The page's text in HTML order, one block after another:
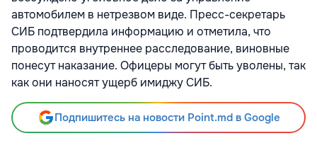
автомобилем в нетрезвом виде. Пресс-секретарь
СИБ подтвердила информацию и отметила, что
проводится внутреннее расследование, виновные
понесут наказание. Офицеры могут быть уволены, так
как они наносят ущерб имиджу СИБ.
Подпишитесь на новости Point.md в Google